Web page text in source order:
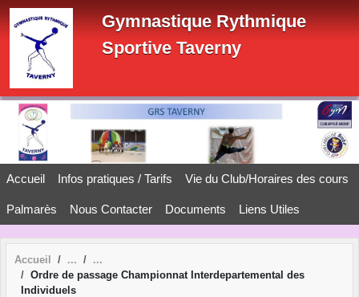
Gymnastique Rythmique
Sportive Taverny
Accueil Infos pratiques / Tarifs Vie du Club/Horaires des cours
Palmarès Nous Contacter Documents Liens Utiles
Accueil
Ordre de passage Championnat Interdepartemental des
Individuels
Panneau de gestion des cookies